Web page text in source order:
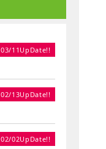
03/11UpDate!!
02/13UpDate!!
02/02UpDate!!